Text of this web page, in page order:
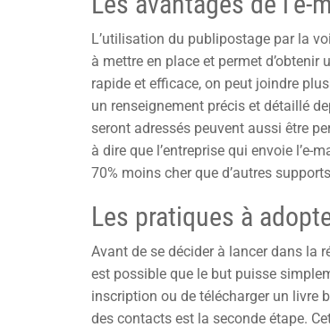
L’utilisation du publipostage par la
à mettre en place et permet
rapide et efficace, on peut joindre
un renseignement précis et détaillé
seront adressés peuvent aussi être
à dire que l’entreprise qui envoie
70% moins cher que d’autres
Les pratiques à
Avant de se décider à lancer dans la
est possible que le but puisse
inscription ou de télécharger un livre
des contacts est la seconde étape.